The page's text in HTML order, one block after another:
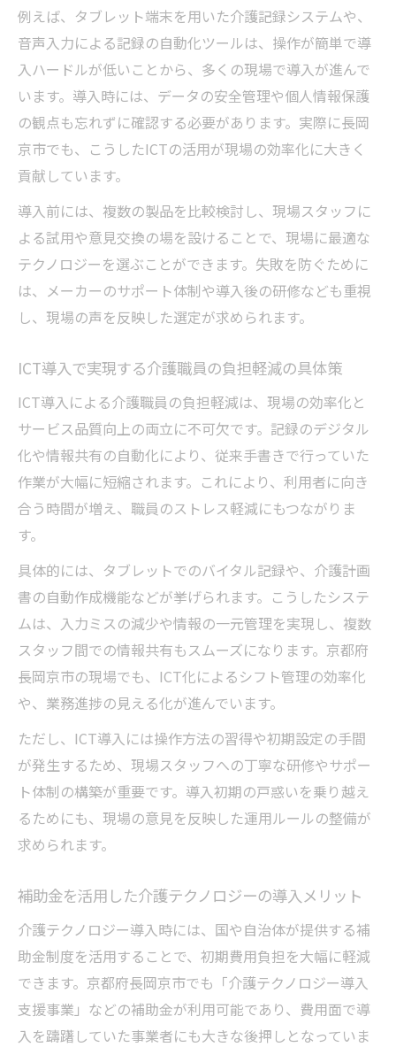
例えば、タブレット端末を用いた介護記録システムや、
音声入力による記録の自動化ツールは、操作が簡単で導
入ハードルが低いことから、多くの現場で導入が進んで
います。導入時には、データの安全管理や個人情報保護
の観点も忘れずに確認する必要があります。実際に長岡
京市でも、こうしたICTの活用が現場の効率化に大きく
貢献しています。
導入前には、複数の製品を比較検討し、現場スタッフに
よる試用や意見交換の場を設けることで、現場に最適な
テクノロジーを選ぶことができます。失敗を防ぐために
は、メーカーのサポート体制や導入後の研修なども重視
し、現場の声を反映した選定が求められます。
ICT導入で実現する介護職員の負担軽減の具体策
ICT導入による介護職員の負担軽減は、現場の効率化と
サービス品質向上の両立に不可欠です。記録のデジタル
化や情報共有の自動化により、従来手書きで行っていた
作業が大幅に短縮されます。これにより、利用者に向き
合う時間が増え、職員のストレス軽減にもつながりま
す。
具体的には、タブレットでのバイタル記録や、介護計画
書の自動作成機能などが挙げられます。こうしたシステ
ムは、入力ミスの減少や情報の一元管理を実現し、複数
スタッフ間での情報共有もスムーズになります。京都府
長岡京市の現場でも、ICT化によるシフト管理の効率化
や、業務進捗の見える化が進んでいます。
ただし、ICT導入には操作方法の習得や初期設定の手間
が発生するため、現場スタッフへの丁寧な研修やサポー
ト体制の構築が重要です。導入初期の戸惑いを乗り越え
るためにも、現場の意見を反映した運用ルールの整備が
求められます。
補助金を活用した介護テクノロジーの導入メリット
介護テクノロジー導入時には、国や自治体が提供する補
助金制度を活用することで、初期費用負担を大幅に軽減
できます。京都府長岡京市でも「介護テクノロジー導入
支援事業」などの補助金が利用可能であり、費用面で導
入を躊躇していた事業者にも大きな後押しとなっていま